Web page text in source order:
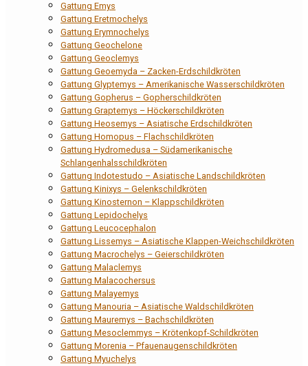
Gattung Emys
Gattung Eretmochelys
Gattung Erymnochelys
Gattung Geochelone
Gattung Geoclemys
Gattung Geoemyda – Zacken-Erdschildkröten
Gattung Glyptemys – Amerikanische Wasserschildkröten
Gattung Gopherus – Gopherschildkröten
Gattung Graptemys – Höckerschildkröten
Gattung Heosemys – Asiatische Erdschildkröten
Gattung Homopus – Flachschildkröten
Gattung Hydromedusa – Südamerikanische
Schlangenhalsschildkröten
Gattung Indotestudo – Asiatische Landschildkröten
Gattung Kinixys – Gelenkschildkröten
Gattung Kinosternon – Klappschildkröten
Gattung Lepidochelys
Gattung Leucocephalon
Gattung Lissemys – Asiatische Klappen-Weichschildkröten
Gattung Macrochelys – Geierschildkröten
Gattung Malaclemys
Gattung Malacochersus
Gattung Malayemys
Gattung Manouria – Asiatische Waldschildkröten
Gattung Mauremys – Bachschildkröten
Gattung Mesoclemmys – Krötenkopf-Schildkröten
Gattung Morenia – Pfauenaugenschildkröten
Gattung Myuchelys